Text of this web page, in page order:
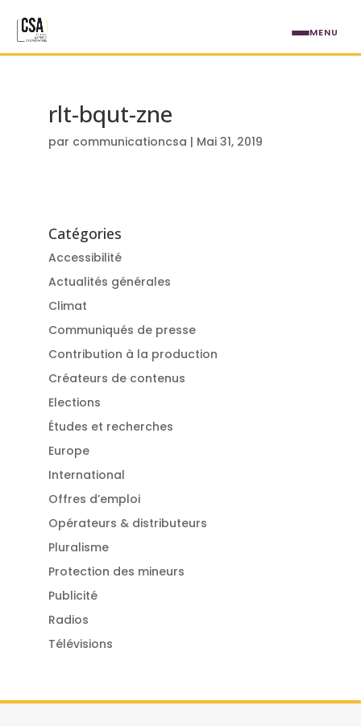
rlt-bqut-zne
par communicationcsa | Mai 31, 2019
Catégories
Accessibilité
Actualités générales
Climat
Communiqués de presse
Contribution à la production
Créateurs de contenus
Elections
Études et recherches
Europe
International
Offres d’emploi
Opérateurs & distributeurs
Pluralisme
Protection des mineurs
Publicité
Radios
Télévisions
MENU